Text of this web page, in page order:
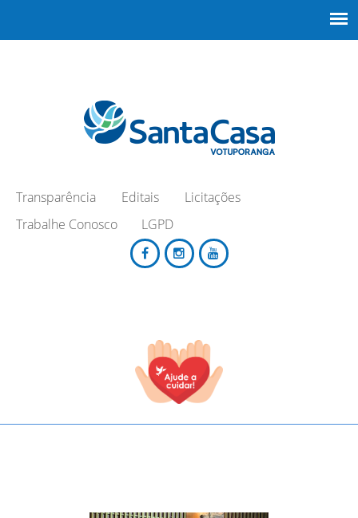
Transparência Editais
Licitações
Trabalhe Conosco
LGPD